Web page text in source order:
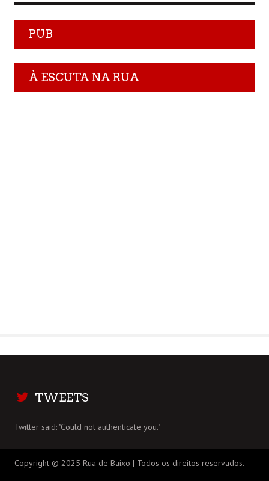
PUB
À ESCUTA NA RUA
TWEETS
Twitter said: "Could not authenticate you."
Copyright © 2025 Rua de Baixo | Todos os direitos reservados.